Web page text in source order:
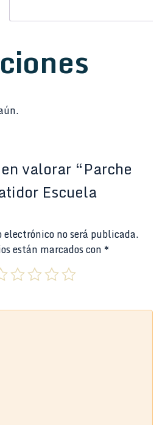
valorar “Parche
Escuela
electrónico no será publicada.
están marcados con *